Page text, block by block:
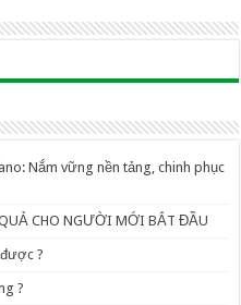
Nắm vững nền tảng, chinh phục
CHO NGƯỜI MỚI BẮT ĐẦU
?
?